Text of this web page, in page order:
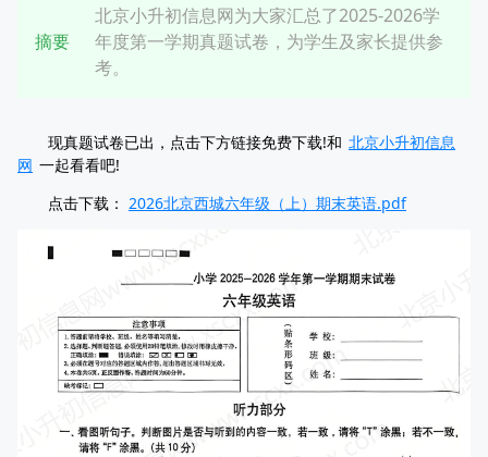
摘要
北京小升初信息网为大家汇总了2025-2026学
年度第一学期真题试卷，为学生及家长提供参
考。
现真题试卷已出，点击下方链接免费下载!和 北京小升初信息
网 一起看看吧!
点击下载： 2026北京西城六年级（上）期末英语.pdf